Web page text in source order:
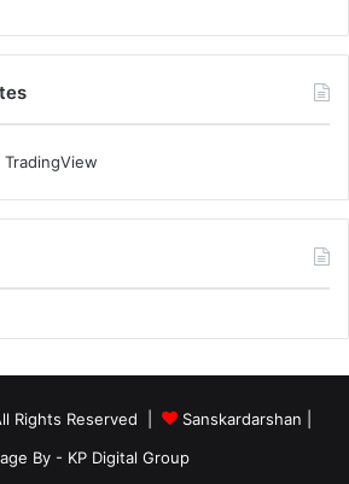
TradingView
Rights Reserved | Sanskardarshan
By - KP Digital Group